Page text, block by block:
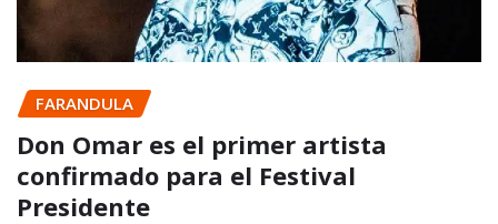
FARANDULA
Don Omar es el primer artista
confirmado para el Festival
Presidente